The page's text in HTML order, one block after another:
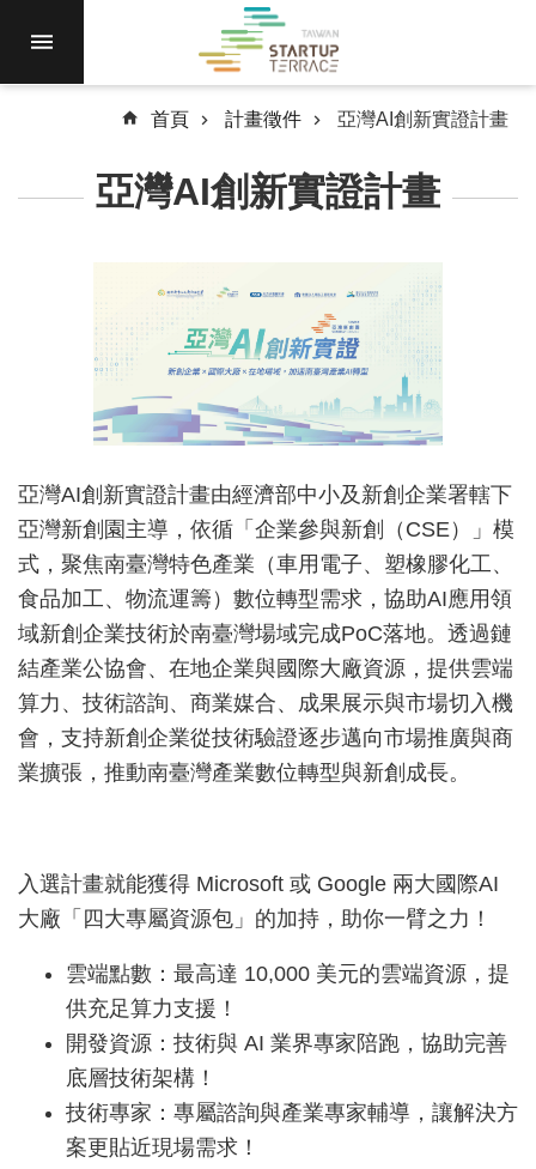
進
園
新
資
源
園
區
服
務
關
於
我
見
問
答
首頁 計畫徵件 亞灣AI創新實證計畫
亞灣AI創新實證計畫
亞灣AI創新實證計畫由經濟部中小及新創企業署轄下
亞灣新創園主導，依循「企業參與新創（CSE）」模
式，聚焦南臺灣特色產業（車用電子、塑橡膠化工、
食品加工、物流運籌）數位轉型需求，協助AI應用領
域新創企業技術於南臺灣場域完成PoC落地。透過鏈
結產業公協會、在地企業與國際大廠資源，提供雲端
算力、技術諮詢、商業媒合、成果展示與市場切入機
會，支持新創企業從技術驗證逐步邁向市場推廣與商
業擴張，推動南臺灣產業數位轉型與新創成長。
入選計畫就能獲得 Microsoft 或 Google 兩大國際AI
大廠「四大專屬資源包」的加持，助你一臂之力！
雲端點數：最高達 10,000 美元的雲端資源，提
供充足算力支援！
開發資源：技術與 AI 業界專家陪跑，協助完善
底層技術架構！
技術專家：專屬諮詢與產業專家輔導，讓解決方
案更貼近現場需求！